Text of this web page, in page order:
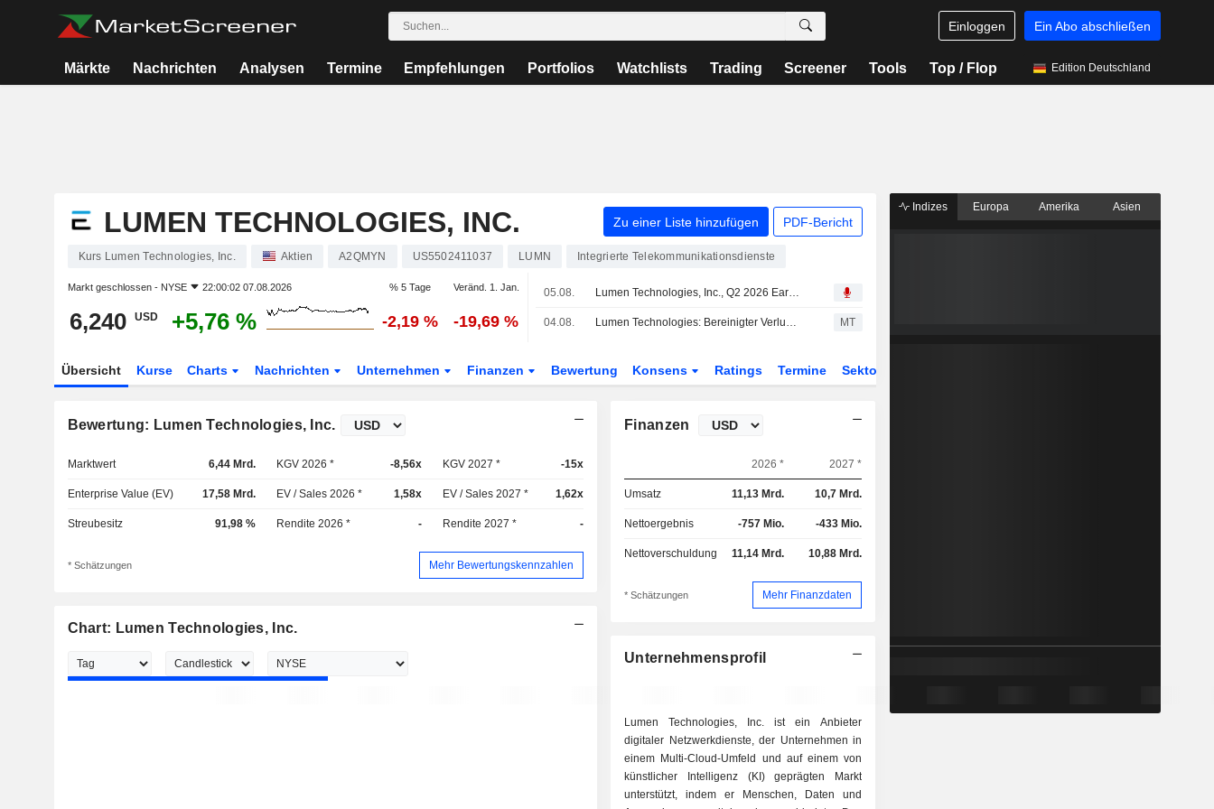
Einloggen Ein Abo abschließen
Märkte Nachrichten Analysen Termine Empfehlungen Portfolios Watchlists Trading Screener Tools Top / Flop Edition Deutschland
LUMEN TECHNOLOGIES, INC. Zu einer Liste hinzufügen PDF-Bericht
Kurs Lumen Technologies, Inc. Aktien A2QMYN US5502411037 LUMN Integrierte Telekommunikationsdienste
Markt geschlossen - NYSE 22:00:02 07.08.2026 % 5 Tage Veränd. 1. Jan.
6,240 USD +5,76 % -2,19 % -19,69 %
05.08. Lumen Technologies, Inc., Q2 2026 Earnings Call, Aug 04, 2026
04.08. Lumen Technologies: Bereinigter Verlust weitet sich im Q2 aus, Umsatz sinkt MT
Übersicht Kurse Charts Nachrichten Unternehmen Finanzen Bewertung Konsens Ratings Termine Sektor
Bewertung: Lumen Technologies, Inc.
Marktwert 6,44 Mrd. KGV 2026 * -8,56x KGV 2027 * -15x
Enterprise Value (EV) 17,58 Mrd. EV / Sales 2026 * 1,58x EV / Sales 2027 * 1,62x
Streubesitz 91,98 % Rendite 2026 * - Rendite 2027 * -
* Schätzungen Mehr Bewertungskennzahlen
Chart: Lumen Technologies, Inc.
Finanzen
2026 * 2027 *
Umsatz 11,13 Mrd. 10,7 Mrd.
Nettoergebnis -757 Mio. -433 Mio.
Nettoverschuldung 11,14 Mrd. 10,88 Mrd.
* Schätzungen Mehr Finanzdaten
Unternehmensprofil
Lumen Technologies, Inc. ist ein Anbieter
digitaler Netzwerkdienste, der Unternehmen in
einem Multi-Cloud-Umfeld und auf einem von
künstlicher Intelligenz (KI) geprägten Markt
unterstützt, indem er Menschen, Daten und
Indizes Europa Amerika Asien